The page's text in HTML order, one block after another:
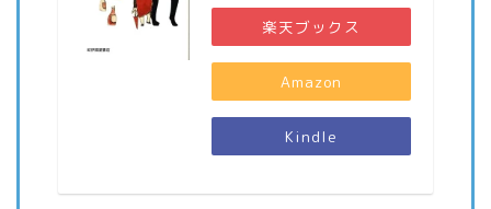
楽天ブックス
Amazon
Kindle